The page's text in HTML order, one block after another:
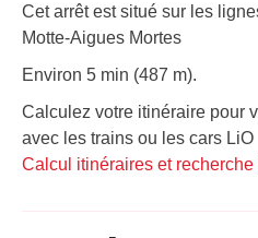
Cet arrêt est situé sur les
Motte-Aigues Mortes
Environ 5 min (487 m).
Calculez votre itinéraire pour
avec les trains ou les cars LiO
Calcul itinéraires et recherche